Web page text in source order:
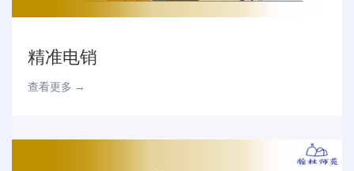
精准电销
查看更多 →